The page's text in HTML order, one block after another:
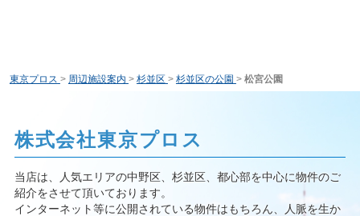
東京プロス > 周辺施設案内 > 杉並区 > 杉並区の公園 > 松宮公園
株式会社東京プロス
当店は、人気エリアの中野区、杉並区、都心部を中心に物件のご
紹介をさせて頂いております。
インターネット等に公開されている物件はもちろん、人脈を生か